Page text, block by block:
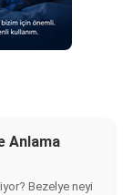
Anlama
Bezelye neyi